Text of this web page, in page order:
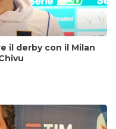
il derby con il Milan